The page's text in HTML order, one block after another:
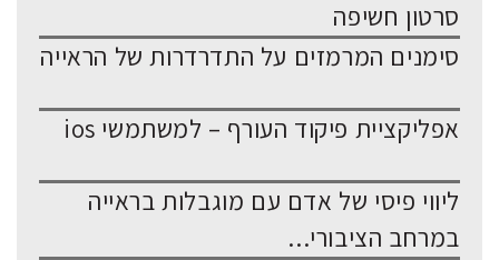
סרטון חשיפה
סימנים המרמזים על התדרדרות של הראייה
אפליקציית פיקוד העורף – למשתמשי ios
ליווי פיסי של אדם עם מוגבלות בראייה
במרחב הציבורי...